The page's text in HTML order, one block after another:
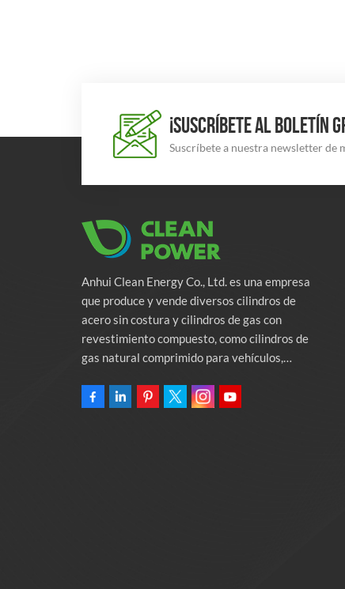
¡SUSCRÍBETE AL BOLETÍN
Suscríbete a nuestra newsletter de
Anhui Clean Energy Co., Ltd. es una empresa
que produce y vende diversos cilindros de
acero sin costura y cilindros de gas con
revestimiento compuesto, como cilindros de
gas natural comprimido para vehículos,
incendios. La empresa se compromete a